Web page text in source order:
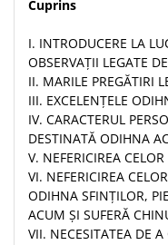
Despre afaceri
Leadership
Mediu
Sanatate / nutritie
Cuprins
I. INTRODUCERE LA
OBSERVAŢII LEGATE
II. MARILE PREGĂTIRI
III. EXCELENŢELE
IV. CARACTERUL
DESTINATĂ ODIHNA
V. NEFERICIREA
VI. NEFERICIREA
ODIHNA SFINŢILOR,
ACUM ŞI SUFERĂ
VII. NECESITATEA DE